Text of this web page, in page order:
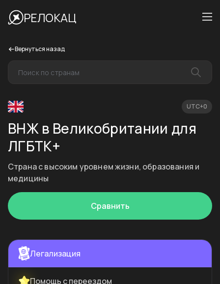
РЕЛОКАЦ
Вернуться назад
UTC+0
ВНЖ в Великобритании для
ЛГБТК+
Страна с высоким уровнем жизни, образования и
медицины
Сравнить
Легализация
Помощь с переездом